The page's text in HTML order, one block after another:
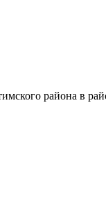
района в